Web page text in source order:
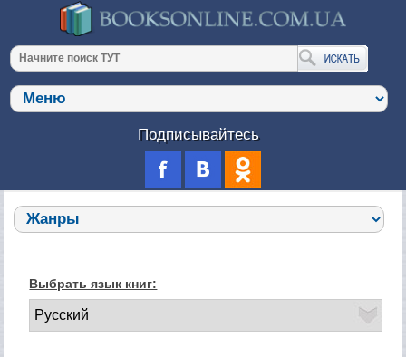
Подписывайтесь
Выбрать язык книг: